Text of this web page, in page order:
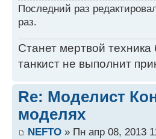
Последний раз
раз.
Станет мертвой
танкист не выполнит
Re: Моделист
моделях
NEFTO » Пн апр 08, 2013